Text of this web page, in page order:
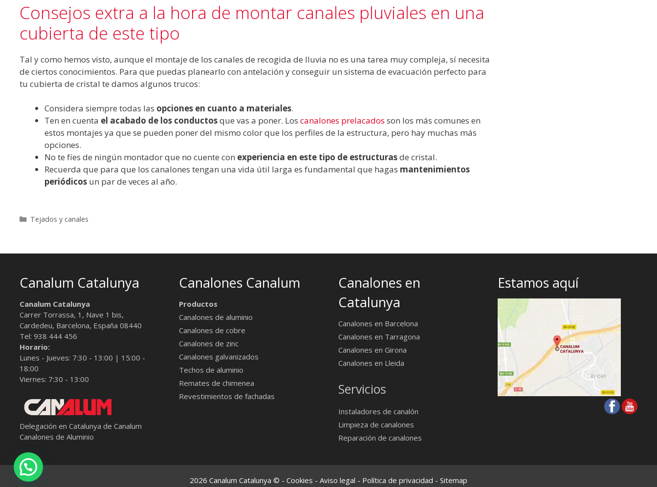
Consejos extra a la hora de montar canales pluviales en una
cubierta de este tipo
Tal y como hemos visto, aunque el montaje de los canales de recogida de lluvia no es una tarea muy compleja, sí necesita
de ciertos conocimientos. Para que puedas planearlo con antelación y conseguir un sistema de evacuación perfecto para
tu cubierta de cristal te damos algunos trucos:
Considera siempre todas las opciones en cuanto a materiales.
Ten en cuenta el acabado de los conductosque vas a poner. Los canalones prelacados son los más comunes en
estos montajes ya que se pueden poner del mismo color que los perfiles de la estructura, pero hay muchas más
opciones.
No te fíes de ningún montador que no cuente con experiencia en este tipo de estructurasde cristal.
Recuerda que para que los canalones tengan una vida útil larga es fundamental que hagas mantenimientos
periódicos un par de veces al año.
Categorías
Tejados y canales
Canalum Catalunya
Canalum Catalunya
Carrer Torrassa, 1, Nave 1 bis,
Cardedeu, Barcelona, España 08440
Tel: 938 444 456
Horario:
Lunes - Jueves: 7:30 - 13:00 | 15:00 -
18:00
Viernes: 7:30 - 13:00
Delegación en Catalunya de Canalum
Canalones de Aluminio
Canalones Canalum
Productos
Canalones de aluminio
Canalones de cobre
Canalones de zinc
Canalones galvanizados
Techos de aluminio
Remates de chimenea
Revestimientos de fachadas
Canalones en
Catalunya
Canalones en Barcelona
Canalones en Tarragona
Canalones en Girona
Canalones en Lleida
Servicios
Instaladores de canalón
Limpieza de canalones
Reparación de canalones
Estamos aquí
2026 Canalum Catalunya © - Cookies - Aviso legal - Política de privacidad - Sitemap